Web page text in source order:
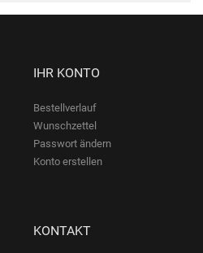
IHR KONTO
Bestellverlauf
Wunschzettel
Passwort ändern
Konto erstellen
KONTAKT